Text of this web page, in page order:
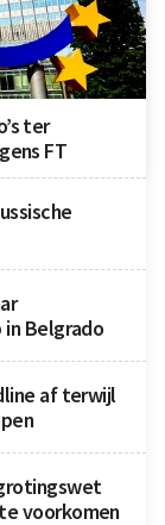
ter
FT
Belgrado
af terwijl
voorkomen